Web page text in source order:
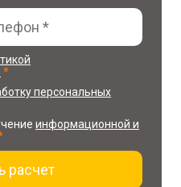
*
персональных
информационной и
расчет